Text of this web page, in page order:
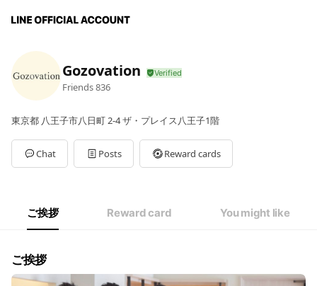
Gozovation
Friends836
東京都 八王子市八日町 2-4 ザ・プレイス八王子1階
Chat Posts Reward cards
ご挨拶 Reward card You might like
ご挨拶